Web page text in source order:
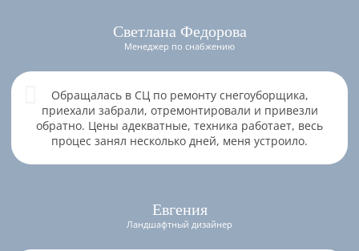
Светлана Федорова
Менеджер по снабжению
Обращалась в СЦ по ремонту снегоуборщика,
приехали забрали, отремонтировали и привезли
обратно. Цены адекватные, техника работает, весь
процес занял несколько дней, меня устроило.
Евгения
Ландшафтный дизайнер